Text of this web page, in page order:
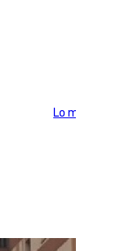
Lo más visto >